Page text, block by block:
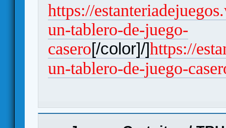
https://
un-tablero-de-juego-
casero[/color]/]https://
un-tablero-de-juego-